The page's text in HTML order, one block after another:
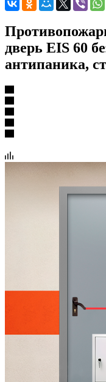
дверь EIS 60
антипаника,